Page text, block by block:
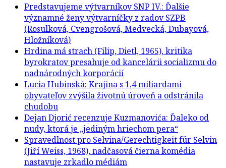
Predstavujeme výtvarníkov SNP IV.: Ďalšie
významné ženy výtvarníčky z radov SZPB
(Rosulková, Cvengrošová, Medvecká, Dubayová,
Hložníková)
Hrdina má strach (Filip, Dietl, 1965), kritika
byrokratov presahuje od kancelárii socializmu do
nadnárodných korporácií
Lucia Hubinská: Krajina s 1,4 miliardami
obyvateľov zvýšila životnú úroveň a odstránila
chudobu
Dejan Djorić recenzuje Kuzmanovića: Ďaleko od
nudy, ktorá je „jediným hriechom pera“
Spravedlnost pro Selvina/Gerechtigkeit für Selvin
(Jiří Weiss, 1968), nadčasová čierna komédia
nastavuje zrkadlo médiám